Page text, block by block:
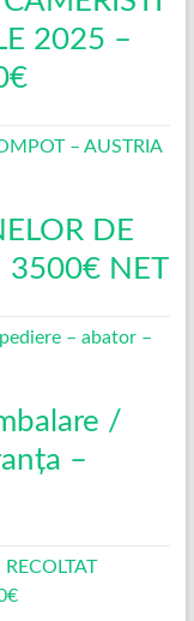
2025 –
DE
3500€ NET
/
–